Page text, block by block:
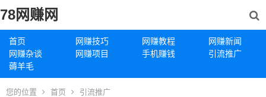
78网赚网
首页 网赚技巧 网赚教程
网赚新闻
网赚杂谈
网赚项目 手机赚钱
引流推广
薅羊毛
您的位置 首页 引流推广